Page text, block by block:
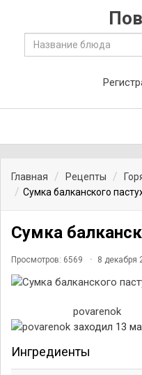
Главная Рецепты
Сумка балканского
Сумка
Просмотров: 6569 8 декабря
povarenok
заходил 13
Ингредиенты